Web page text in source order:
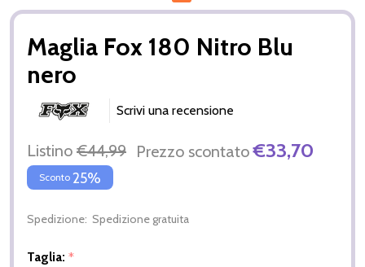
Maglia Fox 180 Nitro Blu
nero
Scrivi una recensione
Listino €44,99 Prezzo scontato €33,70
Sconto 25%
Spedizione: Spedizione gratuita
Taglia: *